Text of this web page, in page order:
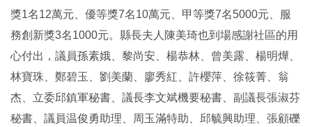
獎1名12萬元、優等獎7名10萬元、甲等獎7名5000元、服
務創新獎3名1000元。縣長夫人陳美琦也到場感謝社區的用
心付出，議員孫素娥、黎尚安、楊恭林、曾美露、楊明燁、
林寶珠、鄭碧玉、劉美蘭、廖秀紅、許櫻萍、徐筱菁、翁
杰、立委邱鎮軍秘書、議長李文斌機要秘書、副議長張淑芬
秘書、議員温俊勇助理、周玉滿特助、邱毓興助理、張顧礫